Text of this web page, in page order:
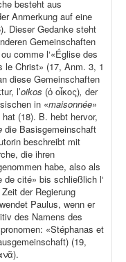
besteht aus
Anmerkung auf eine
Dieser Gedanke steht
Gemeinschaften
comme l‘«Église des
le Christ» (17, Anm. 3, 1
diese Gemeinschaften
l’oikos (ὁ οἶκος), der
in «maisonnée»
(18). B. hebt hervor,
die Basisgemeinschaft
beschreibt mit
die ihren
habe, also als
de cité» bis schließlich l‘
der Regierung
Paulus, wenn er
des Namens des
«Stéphanas et
(19,